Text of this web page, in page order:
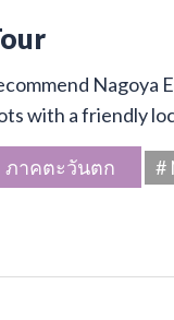
Nagoya
with a friendly
ภาคตะวันตก #